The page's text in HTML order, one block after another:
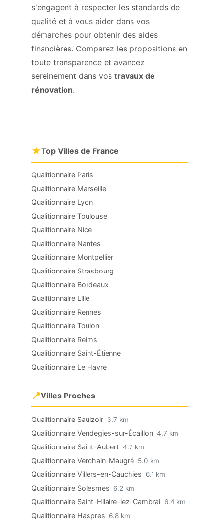
s'engagent à respecter les standards de
qualité et à vous aider dans vos
démarches pour obtenir des aides
financières. Comparez les propositions en
toute transparence et avancez
sereinement dans vos travaux de
rénovation.
★Top Villes de France
Qualitionnaire Paris
Qualitionnaire Marseille
Qualitionnaire Lyon
Qualitionnaire Toulouse
Qualitionnaire Nice
Qualitionnaire Nantes
Qualitionnaire Montpellier
Qualitionnaire Strasbourg
Qualitionnaire Bordeaux
Qualitionnaire Lille
Qualitionnaire Rennes
Qualitionnaire Toulon
Qualitionnaire Reims
Qualitionnaire Saint-Étienne
Qualitionnaire Le Havre
📍Villes Proches
Qualitionnaire Saulzoir 3.7 km
Qualitionnaire Vendegies-sur-Écaillon 4.7 km
Qualitionnaire Saint-Aubert 4.7 km
Qualitionnaire Verchain-Maugré 5.0 km
Qualitionnaire Villers-en-Cauchies 6.1 km
Qualitionnaire Solesmes 6.2 km
Qualitionnaire Saint-Hilaire-lez-Cambrai 6.4 km
Qualitionnaire Haspres 6.8 km